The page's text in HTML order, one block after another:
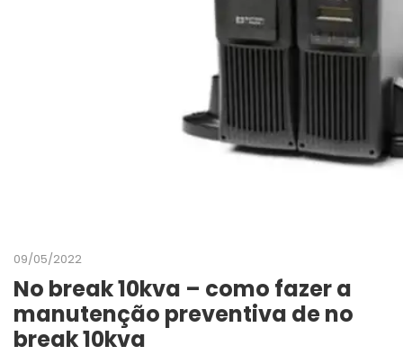
09/05/2022
No break 10kva – como fazer a
manutenção preventiva de no
break 10kva